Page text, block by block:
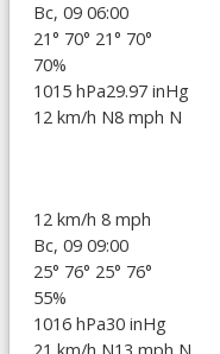
Вс, 09 06:00
21° 70° 21° 70°
70%
1015 hPa29.97 inHg
12 km/h N8 mph N
12 km/h 8 mph
Вс, 09 09:00
25° 76° 25° 76°
55%
1016 hPa30 inHg